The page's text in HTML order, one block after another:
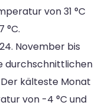
von 31 °C
°C.
November bis
durchschnittlichen
kälteste Monat
von -4 °C und